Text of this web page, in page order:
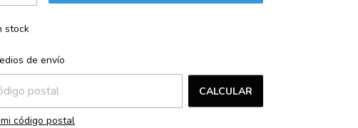
stock
para el CP:
de envío
CALCULAR
código postal